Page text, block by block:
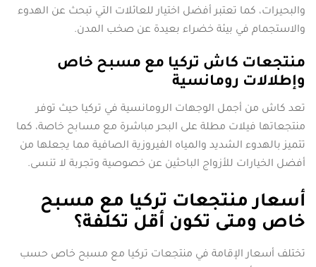
والبحيرات، كما تعتبر أفضل اختيار للعائلات التي تبحث عن الهدوء
والاستجمام في بيئة خضراء بعيدة عن صخب المدن.
منتجعات كاش تركيا مع مسبح خاص
وإطلالات رومانسية
تعد كاش من أجمل الوجهات الرومانسية في تركيا حيث توفر
منتجعاتها فيلات مطلة على البحر مباشرة مع مسابح خاصة، كما
تتميز بالهدوء الشديد والمياه الفيروزية الصافية مما يجعلها من
أفضل الخيارات للأزواج الباحثين عن خصوصية وتجربة لا تنسى.
أسعار منتجعات تركيا مع مسبح
خاص ومتى تكون أقل تكلفة؟
تختلف أسعار الإقامة في منتجعات تركيا مع مسبح خاص حسب